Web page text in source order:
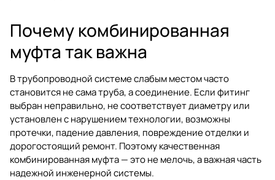
Почему комбинированная
муфта так важна
В трубопроводной системе слабым местом часто
становится не сама труба, а соединение. Если фитинг
выбран неправильно, не соответствует диаметру или
установлен с нарушением технологии, возможны
протечки, падение давления, повреждение отделки и
дорогостоящий ремонт. Поэтому качественная
комбинированная муфта — это не мелочь, а важная часть
надежной инженерной системы.